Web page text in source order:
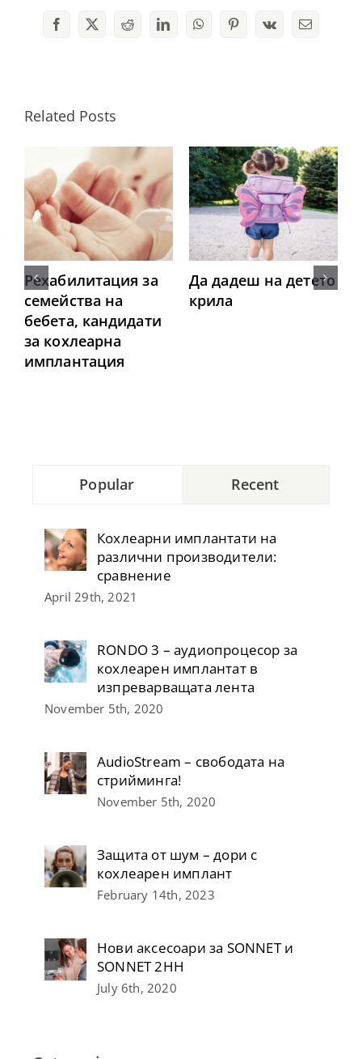
Facebook
X RedditLinkedInWhatsAppPinterest
Vk Email
Related Posts
Рехабилитация за
семейства на
бебета, кандидати
за кохлеарна
имплантация
Да дадеш на детето
крила
Popular Recent
Кохлеарни имплантати на
различни производители:
сравнение
April 29th, 2021
RONDO 3 – аудиопроцесор за
кохлеарен имплантат в
изпреварващата лента
November 5th, 2020
AudioStream – свободата на
стрийминга!
November 5th, 2020
Защита от шум – дори с
кохлеарен имплант
February 14th, 2023
Нови аксесоари за SONNET и
SONNET 2НН
July 6th, 2020